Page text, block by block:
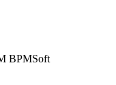
BPMSoft